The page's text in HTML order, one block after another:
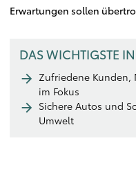
Erwartungen sollen
DAS WICHTIGSTE
Zufriedene
im Fokus
Sichere Autos und
Umwelt